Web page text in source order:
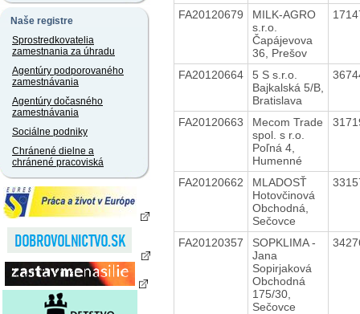
Naše registre
Sprostredkovatelia
zamestnania za úhradu
Agentúry podporovaného
zamestnávania
Agentúry dočasného
zamestnávania
Sociálne podniky
Chránené dielne a
chránené pracoviská
FA20120679
MILK-AGRO
s.r.o.
Čapájevova
36, Prešov
FA20120664
5 S s.r.o.
Bajkalská 5/B,
Bratislava
FA20120663
Mecom Trade
spol. s r.o.
Poľná 4,
Humenné
FA20120662
MLADOSŤ
Hotovčinová
Obchodná,
Sečovce
FA20120357
SOPKLIMA -
Jana
Sopirjaková
Obchodná
175/30,
Sečovce